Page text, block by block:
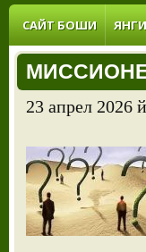
САЙТ БОШИ
23 апрел 2026